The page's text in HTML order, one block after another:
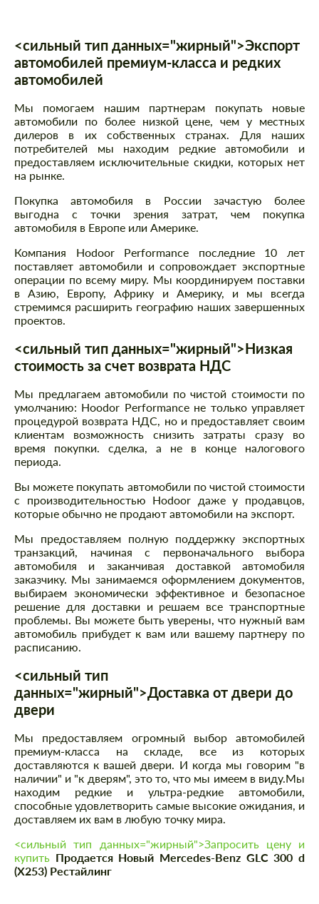
<сильный тип данных="жирный">Экспорт
автомобилей премиум-класса и редких
автомобилей
Мы помогаем нашим партнерам покупать новые
автомобили по более низкой цене, чем у местных
дилеров в их собственных странах. Для наших
потребителей мы находим редкие автомобили и
предоставляем исключительные скидки, которых нет
на рынке.
Покупка автомобиля в России зачастую более
выгодна с точки зрения затрат, чем покупка
автомобиля в Европе или Америке.
Компания Hodoor Performance последние 10 лет
поставляет автомобили и сопровождает экспортные
операции по всему миру. Мы координируем поставки
в Азию, Европу, Африку и Америку, и мы всегда
стремимся расширить географию наших завершенных
проектов.
<сильный тип данных="жирный">Низкая
стоимость за счет возврата НДС
Мы предлагаем автомобили по чистой стоимости по
умолчанию: Hoodor Performance не только управляет
процедурой возврата НДС, но и предоставляет своим
клиентам возможность снизить затраты сразу во
время покупки. сделка, а не в конце налогового
периода.
Вы можете покупать автомобили по чистой стоимости
с производительностью Hodoor даже у продавцов,
которые обычно не продают автомобили на экспорт.
Мы предоставляем полную поддержку экспортных
транзакций, начиная с первоначального выбора
автомобиля и заканчивая доставкой автомобиля
заказчику. Мы занимаемся оформлением документов,
выбираем экономически эффективное и безопасное
решение для доставки и решаем все транспортные
проблемы. Вы можете быть уверены, что нужный вам
автомобиль прибудет к вам или вашему партнеру по
расписанию.
<сильный тип
данных="жирный">Доставка от двери до
двери
Мы предоставляем огромный выбор автомобилей
премиум-класса на складе, все из которых
доставляются к вашей двери. И когда мы говорим "в
наличии" и "к дверям", это то, что мы имеем в виду.Мы
находим редкие и ультра-редкие автомобили,
способные удовлетворить самые высокие ожидания, и
доставляем их вам в любую точку мира.
<сильный тип данных="жирный">Запросить цену и
купить Продается Новый Mercedes-Benz GLC 300 d
(X253) Рестайлинг